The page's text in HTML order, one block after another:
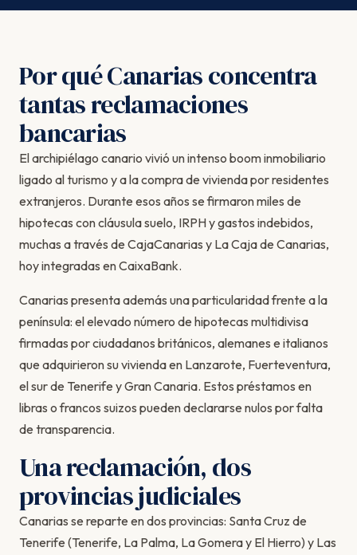
Por qué Canarias concentra
tantas reclamaciones
bancarias
El archipiélago canario vivió un intenso boom inmobiliario
ligado al turismo y a la compra de vivienda por residentes
extranjeros. Durante esos años se firmaron miles de
hipotecas con cláusula suelo, IRPH y gastos indebidos,
muchas a través de CajaCanarias y La Caja de Canarias,
hoy integradas en CaixaBank.
Canarias presenta además una particularidad frente a la
península: el elevado número de hipotecas multidivisa
firmadas por ciudadanos británicos, alemanes e italianos
que adquirieron su vivienda en Lanzarote, Fuerteventura,
el sur de Tenerife y Gran Canaria. Estos préstamos en
libras o francos suizos pueden declararse nulos por falta
de transparencia.
Una reclamación, dos
provincias judiciales
Canarias se reparte en dos provincias: Santa Cruz de
Tenerife (Tenerife, La Palma, La Gomera y El Hierro) y Las